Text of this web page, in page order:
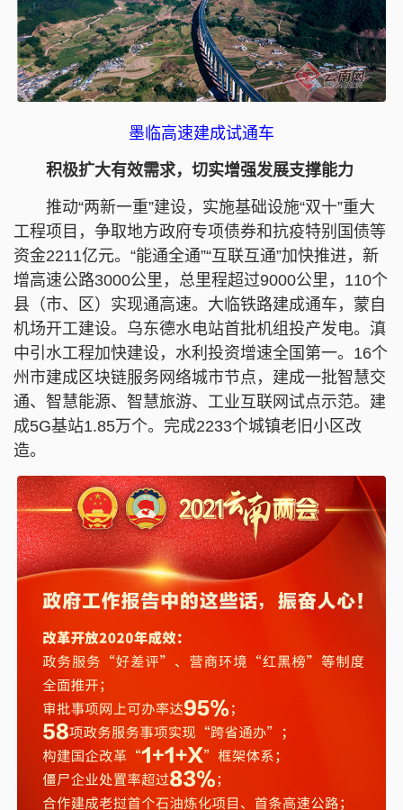
墨临高速建成试通车
积极扩大有效需求，切实增强发展支撑能力
推动“两新一重”建设，实施基础设施“双十”重大
工程项目，争取地方政府专项债券和抗疫特别国债等
资金2211亿元。“能通全通”“互联互通”加快推进，新
增高速公路3000公里，总里程超过9000公里，110个
县（市、区）实现通高速。大临铁路建成通车，蒙自
机场开工建设。乌东德水电站首批机组投产发电。滇
中引水工程加快建设，水利投资增速全国第一。16个
州市建成区块链服务网络城市节点，建成一批智慧交
通、智慧能源、智慧旅游、工业互联网试点示范。建
成5G基站1.85万个。完成2233个城镇老旧小区改
造。